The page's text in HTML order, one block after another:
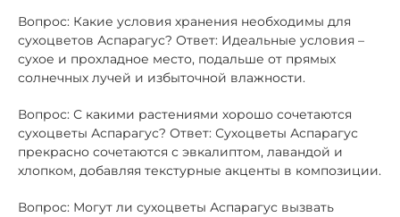
Вопрос: Какие условия хранения необходимы для
сухоцветов Аспарагус? Ответ: Идеальные условия –
сухое и прохладное место, подальше от прямых
солнечных лучей и избыточной влажности.
Вопрос: С какими растениями хорошо сочетаются
сухоцветы Аспарагус? Ответ: Сухоцветы Аспарагус
прекрасно сочетаются с эвкалиптом, лавандой и
хлопком, добавляя текстурные акценты в композиции.
Вопрос: Могут ли сухоцветы Аспарагус вызвать